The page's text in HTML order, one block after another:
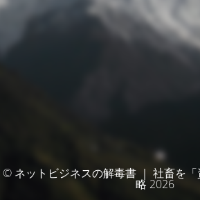
© ネットビジネスの解毒書 ｜ 社畜を
略 2026